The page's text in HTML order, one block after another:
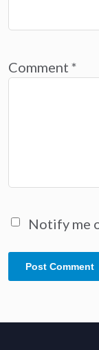
Comment *
Notify me